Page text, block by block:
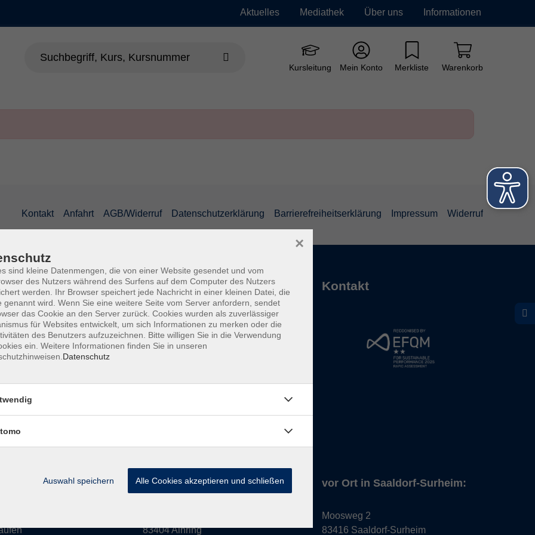
Aktuelles Mediathek Über uns Informationen
Kursleitung Mein Konto Merkliste Warenkorb
Sprachen Grundbildung Neue Kurse
Kontakt Anfahrt AGB/Widerruf Datenschutzerklärung Barrierefreiheitserklärung Impressum Widerruf
& Leben
Inhalte
Aktuelles
Mediathek
Über uns
Kontakt
in Laufen: vor Ort in Ainring:
83404 Ainring
vor Ort in Saaldorf-Surheim:
Moosweg 2
83416 Saaldorf-Surheim
sind kleine Datenmengen, die von einer Website gesendet und vom
des Nutzers während des Surfens auf dem Computer des Nutzers
werden. Ihr Browser speichert jede Nachricht in einer kleinen Datei, die
genannt wird. Wenn Sie eine weitere Seite vom Server anfordern, sendet
das Cookie an den Server zurück. Cookies wurden als zuverlässiger
für Websites entwickelt, um sich Informationen zu merken oder die
des Benutzers aufzuzeichnen. Bitte willigen Sie in die Verwendung
ein. Weitere Informationen finden Sie in unseren
Datenschutz
×
Auswahl speichern Alle Cookies akzeptieren und schließen